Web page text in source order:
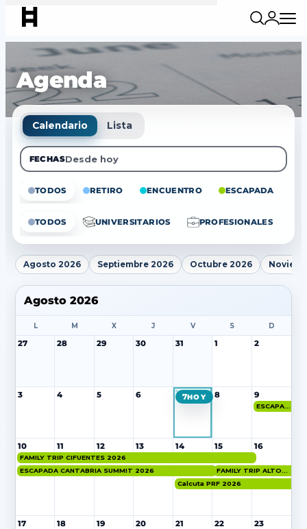
Agenda
Calendario Lista
FECHASDesde hoy
TODOS RETIRO ENCUENTRO ESCAPADA
TODOS UNIVERSITARIOS PROFESIONALES
Agosto 2026 Septiembre 2026 Octubre 2026
Agosto 2026
L M X J V S D
27 28 29 30 31 1 2
3 4 5 6 7 8 9
ESCAPADA CANTABRIA SUMMIT 2026
10 11 12 13 14 15 16
FAMILY TRIP CIFUENTES 2026
ESCAPADA CANTABRIA SUMMIT 2026
Calcuta PRF 2026
17 18 19 20 21 22 23